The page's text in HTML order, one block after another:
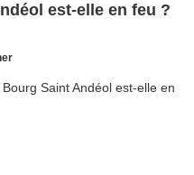
est-elle en feu ?